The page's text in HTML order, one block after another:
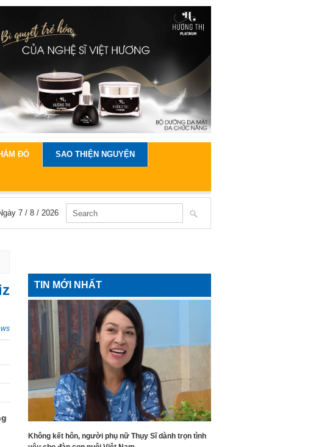
ĐỎ SAO THIỆN NGUYỆN
7 / 8 / 2026
TIN MỚI NHẤT
Không kết hôn, người phụ nữ Thụy Sĩ dành trọn tình